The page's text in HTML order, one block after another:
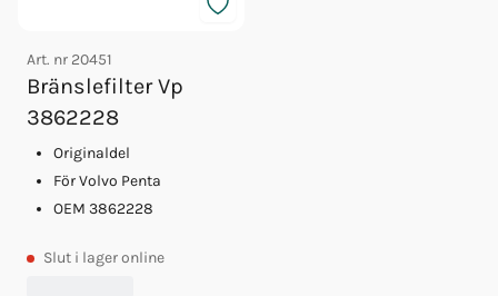
Art. nr 20451
Bränslefilter Vp
3862228
Originaldel
För Volvo Penta
OEM 3862228
Slut i lager online